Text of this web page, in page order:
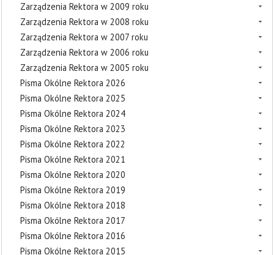
Zarządzenia Rektora w 2009 roku
Zarządzenia Rektora w 2008 roku
Zarządzenia Rektora w 2007 roku
Zarządzenia Rektora w 2006 roku
Zarządzenia Rektora w 2005 roku
Pisma Okólne Rektora 2026
Pisma Okólne Rektora 2025
Pisma Okólne Rektora 2024
Pisma Okólne Rektora 2023
Pisma Okólne Rektora 2022
Pisma Okólne Rektora 2021
Pisma Okólne Rektora 2020
Pisma Okólne Rektora 2019
Pisma Okólne Rektora 2018
Pisma Okólne Rektora 2017
Pisma Okólne Rektora 2016
Pisma Okólne Rektora 2015